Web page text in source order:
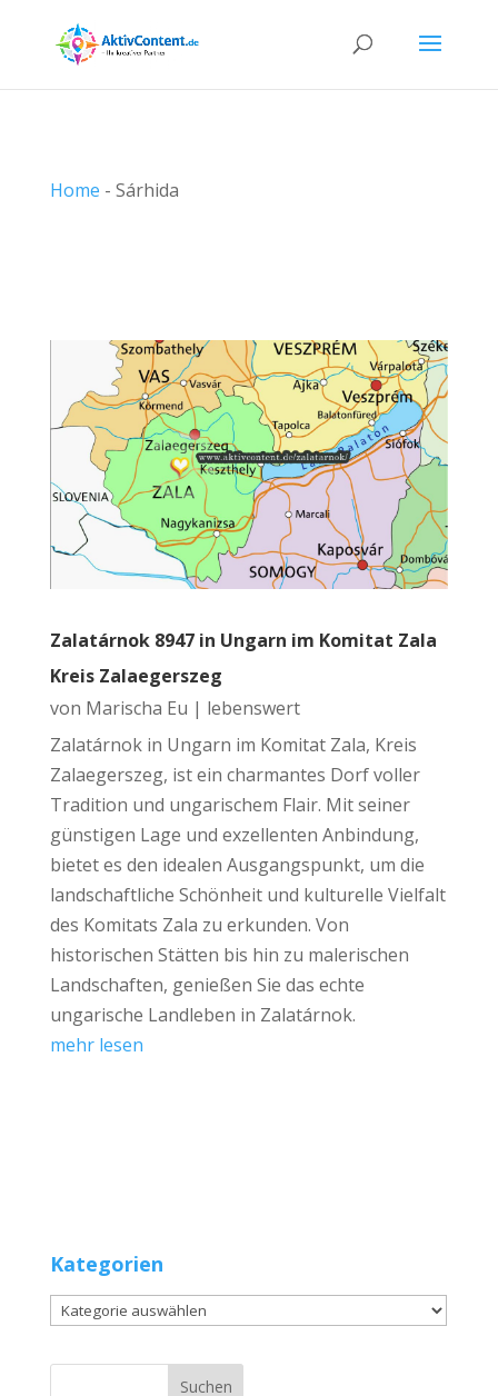
Home - Sárhida
Zalatárnok 8947 in Ungarn im Komitat Zala
Kreis Zalaegerszeg
von Marischa Eu | lebenswert
Zalatárnok in Ungarn im Komitat Zala, Kreis
Zalaegerszeg, ist ein charmantes Dorf voller
Tradition und ungarischem Flair. Mit seiner
günstigen Lage und exzellenten Anbindung,
bietet es den idealen Ausgangspunkt, um die
landschaftliche Schönheit und kulturelle Vielfalt
des Komitats Zala zu erkunden. Von
historischen Stätten bis hin zu malerischen
Landschaften, genießen Sie das echte
ungarische Landleben in Zalatárnok.
mehr lesen
Kategorien
Kategorien